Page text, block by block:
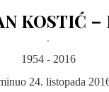
KOSTIĆ –
.
1954 - 2016
24. listopada